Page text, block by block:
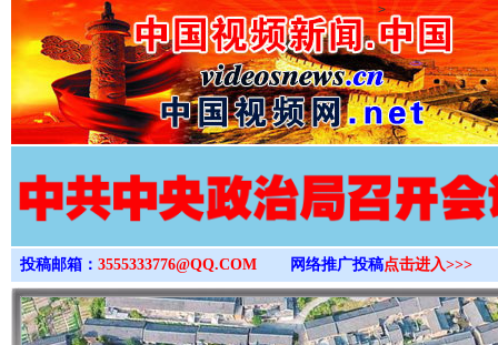
>
投稿邮箱： 3555333776@QQ.COM 网络推广投稿点击进入>>>